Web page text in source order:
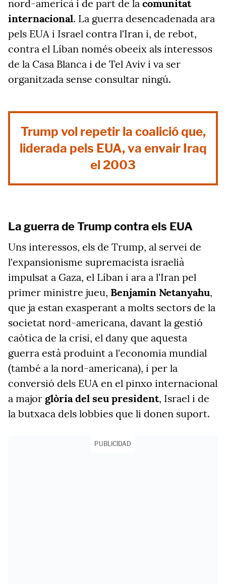
nord-americà i de part de la comunitat
internacional. La guerra desencadenada ara
pels EUA i Israel contra l'Iran i, de rebot,
contra el Líban només obeeix als interessos
de la Casa Blanca i de Tel Aviv i va ser
organitzada sense consultar ningú.
Trump vol repetir la coalició que,
liderada pels EUA, va envair Iraq
el 2003
La guerra de Trump contra els EUA
Uns interessos, els de Trump, al servei de
l'expansionisme supremacista israelià
impulsat a Gaza, el Líban i ara a l'Iran pel
primer ministre jueu, Benjamin Netanyahu,
que ja estan exasperant a molts sectors de la
societat nord-americana, davant la gestió
caòtica de la crisi, el dany que aquesta
guerra està produint a l'economia mundial
(també a la nord-americana), i per la
conversió dels EUA en el pinxo internacional
a major glòria del seu president, Israel i de
la butxaca dels lobbies que li donen suport.
PUBLICIDAD